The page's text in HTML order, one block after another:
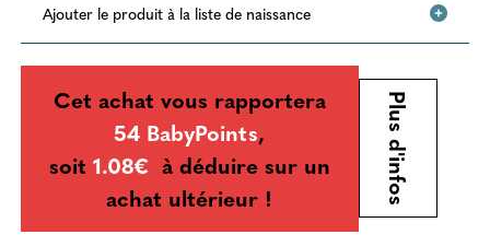
Ajouter le produit à la liste de naissance
Cet achat vous rapportera
54 BabyPoints,
soit 1.08€ à déduire sur un
achat ultérieur !
Plus d'infos